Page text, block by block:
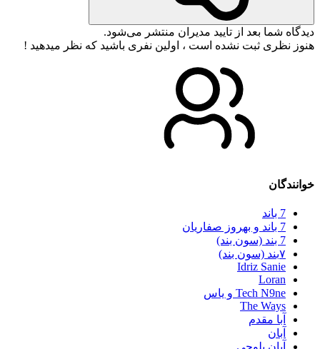
دیدگاه شما بعد از تایید مدیران منتشر می‌شود.
هنوز نظری ثبت نشده است ، اولین نفری باشید که نظر میدهید !
خوانندگان
7 باند
7 باند و بهروز صفاریان
7 بند (سون بند)
۷بند (سون بند)
Idriz Sanie
Loran
Tech N9ne و یاس
The Ways
آبا مقدم
آبان
آبان بلوچی